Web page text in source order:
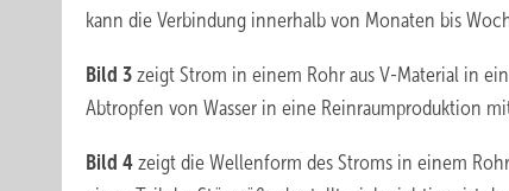
kann die Verbindung innerhalb von Monaten bis
Bild 3zeigt Strom in einem Rohr aus V-Material in
Abtropfen von Wasser in eine Reinraumproduktion
Bild 4zeigt die Wellenform des Stroms in einem